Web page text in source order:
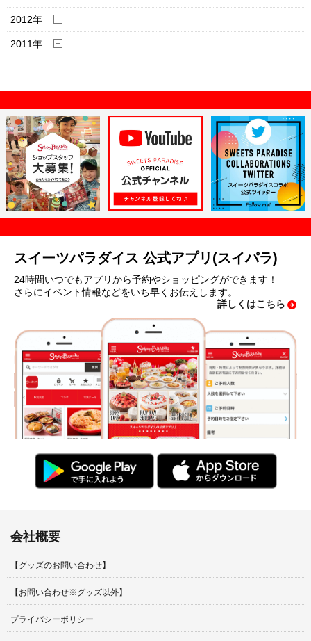
2012年
2011年
スイーツパラダイス 公式アプリ(スイパラ)
24時間いつでもアプリから予約やショッピングができます！
さらにイベント情報などをいち早くお伝えします。
詳しくはこちら
会社概要
【グッズのお問い合わせ】
【お問い合わせ※グッズ以外】
プライバシーポリシー